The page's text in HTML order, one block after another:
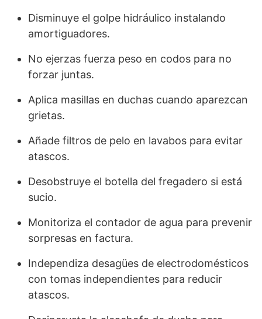
Disminuye el golpe hidráulico instalando
amortiguadores.
No ejerzas fuerza peso en codos para no
forzar juntas.
Aplica masillas en duchas cuando aparezcan
grietas.
Añade filtros de pelo en lavabos para evitar
atascos.
Desobstruye el botella del fregadero si está
sucio.
Monitoriza el contador de agua para prevenir
sorpresas en factura.
Independiza desagües de electrodomésticos
con tomas independientes para reducir
atascos.